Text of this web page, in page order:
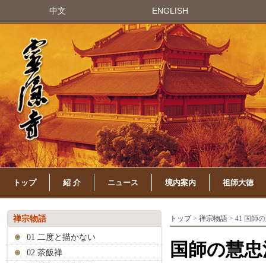
中文 ENGLISH
トップ 紹 介 ニュース 境内案内 祖師大徳
禅宗物語
01 二度と描かない
02 茶飯禅
トップ> 禅宗物語 > 41 国師
国師の慧